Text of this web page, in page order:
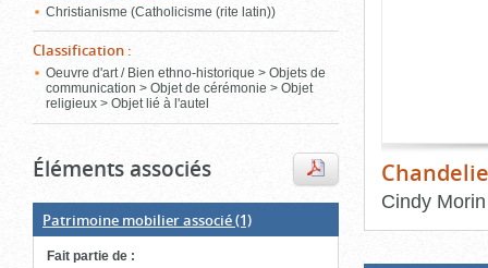
Christianisme (Catholicisme (rite latin))
Classification :
Oeuvre d'art / Bien ethno-historique > Objets de
communication > Objet de cérémonie > Objet
religieux > Objet lié à l'autel
Éléments associés
Patrimoine mobilier associé(1)
Fait partie de :
Cindy Morin
bloc